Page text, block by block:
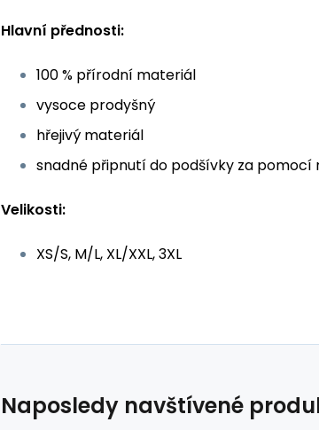
Hlavní přednosti:
100 % přírodní materiál
vysoce prodyšný
hřejivý materiál
snadné připnutí do podšívky za pomocí
Velikosti:
XS/S, M/L, XL/XXL, 3XL
Naposledy navštívené